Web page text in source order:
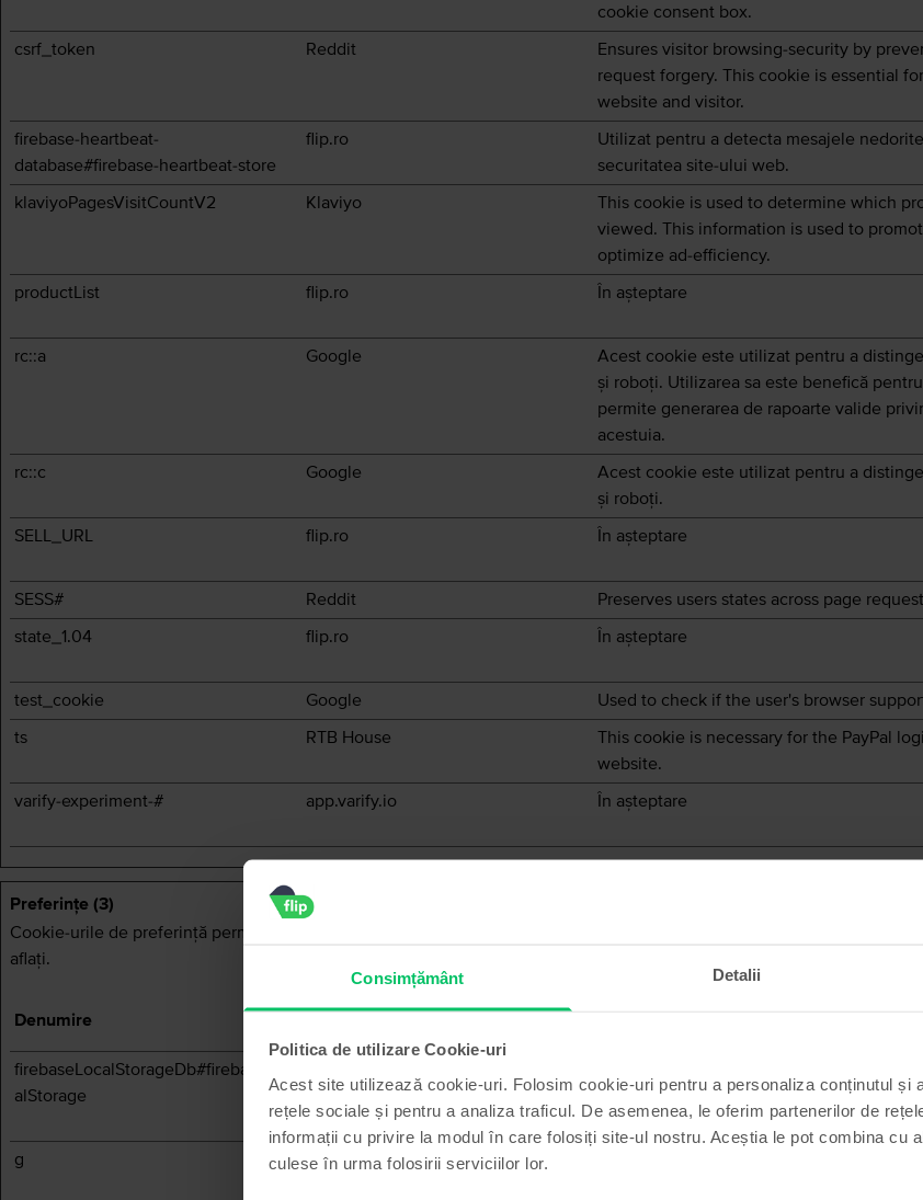
Consimțământ Detalii
Politica de utilizare Cookie-uri
Acest site utilizează cookie-uri. Folosim cookie-uri pentru a personaliza conținutul și
rețele sociale și pentru a analiza traficul. De asemenea, le oferim partenerilor de
informații cu privire la modul în care folosiți site-ul nostru. Aceștia le pot combina cu
culese în urma folosirii serviciilor lor.
cookie consent box.
csrf_token Reddit
Ensures visitor browsing-security by
request forgery. This cookie is essential
website and visitor.
firebase-heartbeat-
database#firebase-heartbeat-store
flip.ro
Utilizat pentru a detecta mesajele
securitatea site-ului web.
klaviyoPagesVisitCountV2
Klaviyo
This cookie is used to determine which
viewed. This information is used to
optimize ad-efficiency.
productList flip.ro În așteptare
rc::a
Google
Acest cookie este utilizat pentru a
și roboți. Utilizarea sa este benefică
permite generarea de rapoarte valide
acestuia.
rc::c Google
Acest cookie este utilizat pentru a
și roboți.
SELL_URL
flip.ro În așteptare
SESS#
Reddit Preserves users states across page
state_1.04
flip.ro În așteptare
test_cookie
Google Used to check if the user's browser
ts
RTB House
This cookie is necessary for the PayPal
website.
varify-experiment-# app.varify.io În așteptare
Preferinţe (3)
Cookie-urile de preferinţă permit unui site să îşi amintească informaţii care se modifică după modul în care se
aflaţi.
Denumire
firebaseLocalStorageDb#firebaseLoc
alStorage
permițând echipei de asistență a site-ului
utilizatorul atunci când a fost oferit un
g RTB House